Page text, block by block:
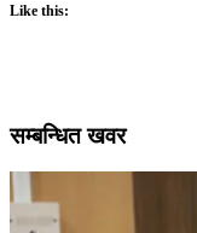
Like this:
सम्बन्धित खवर